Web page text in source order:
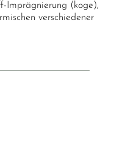
Imprägnierung (koge),
verschiedener